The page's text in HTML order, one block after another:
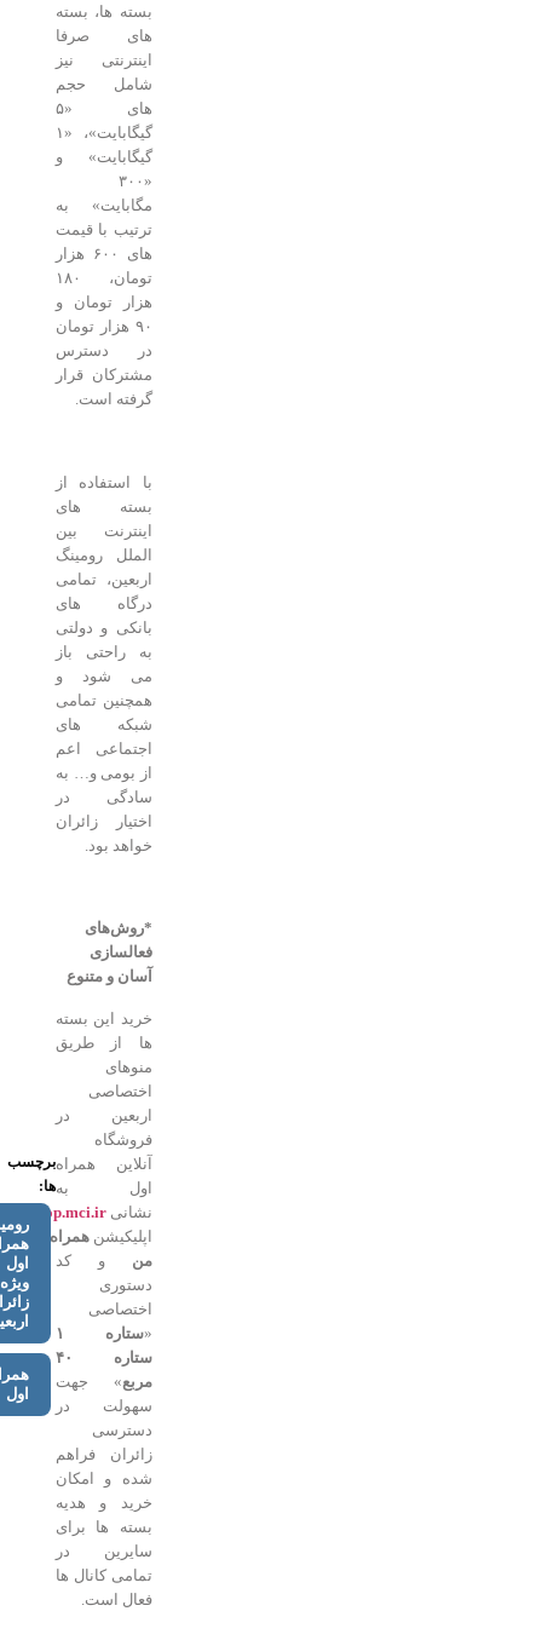
بسته ها، بسته
های صرفا
اینترنتی نیز
شامل حجم
گیگابایت»، «۱
گیگابایت» و
مگابایت» به
ترتیب با قیمت
های ۶۰۰ هزار
تومان، ۱۸۰
هزار تومان و
۹۰ هزار تومان
در دسترس
مشترکان قرار
گرفته است.
با استفاده از
بسته های
اینترنت بین
الملل رومینگ
اربعین، تمامی
درگاه های
بانکی و دولتی
به راحتی باز
می شود و
همچنین تمامی
شبکه های
اجتماعی اعم
از بومی و… به
سادگی در
اختیار زائران
خواهد بود.
*روش‌های
فعالسازی
آسان و متنوع
خرید این بسته
ها از طریق
منوهای
اختصاصی
اربعین در
فروشگاه
آنلاین همراه
اول به
نشانیShop.mci.ir،
اپلیکیشنهمراه
و کد
دستوری
اختصاصی
» جهت
سهولت در
دسترسی
زائران فراهم
شده و امکان
خرید و هدیه
بسته ها برای
سایرین در
تمامی کانال ها
فعال است.
برچسب
رومینگ
همراه
اول
زائران
همراه